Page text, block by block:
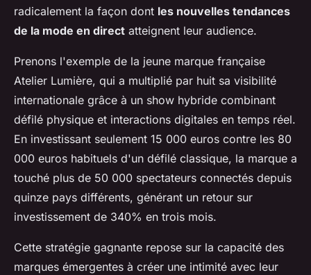
radicalement la façon dont les nouvelles tendances
de la mode en direct atteignent leur audience.
Prenons l'exemple de la jeune marque française
Atelier Lumière, qui a multiplié par huit sa visibilité
internationale grâce à un show hybride combinant
défilé physique et interactions digitales en temps réel.
En investissant seulement 15 000 euros contre les 80
000 euros habituels d'un défilé classique, la marque a
touché plus de 50 000 spectateurs connectés depuis
quinze pays différents, générant un retour sur
investissement de 340% en trois mois.
Cette stratégie gagnante repose sur la capacité des
marques émergentes à créer une intimité avec leur